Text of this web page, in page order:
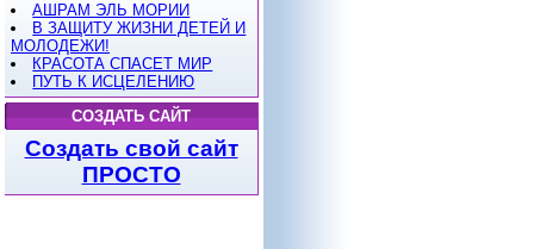
АШРАМ ЭЛЬ МОРИИ
В ЗАЩИТУ ЖИЗНИ ДЕТЕЙ И
МОЛОДЕЖИ!
КРАСОТА СПАСЕТ МИР
ПУТЬ К ИСЦЕЛЕНИЮ
СОЗДАТЬ САЙТ
Создать свой сайт
ПРОСТО